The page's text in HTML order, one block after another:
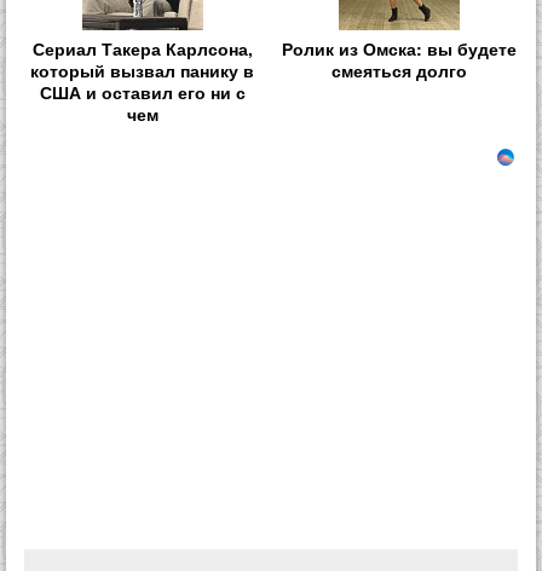
Сериал Такера Карлсона,
который вызвал панику в
США и оставил его ни с
чем
Ролик из Омска: вы будете
смеяться долго